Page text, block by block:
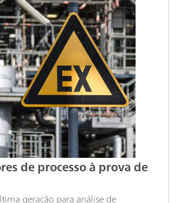
de processo à prova de
geração para análise de